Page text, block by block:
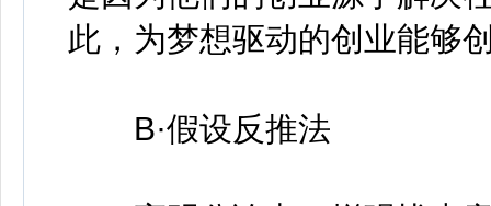
此，为梦想驱动的创业能够
B·假设反推法